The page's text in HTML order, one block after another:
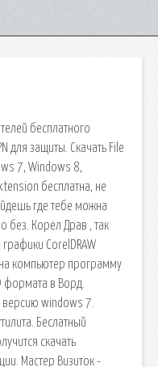
бесплатного
для защиты. Скачать File
7, Windows 8,
бесплатна, не
где тебе можна
без. Корел Драв , так
CorelDRAW
компьютер программу
в Ворд.
версию windows 7.
Беслатный
скачать
Мастер Визиток -